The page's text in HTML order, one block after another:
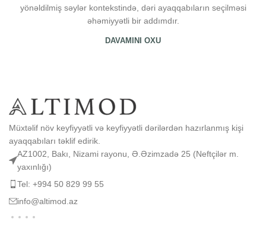
yönəldilmiş səylər kontekstində, dəri ayaqqabıların seçilməsi
əhəmiyyətli bir addımdır.
DAVAMINI OXU
Müxtəlif növ keyfiyyətli və keyfiyyətli dərilərdən hazırlanmış kişi
ayaqqabıları təklif edirik.
AZ1002, Bakı, Nizami rayonu, Ə.Əzimzadə 25 (Neftçilər m.
yaxınlığı)
Tel: +994 50 829 99 55
info@altimod.az